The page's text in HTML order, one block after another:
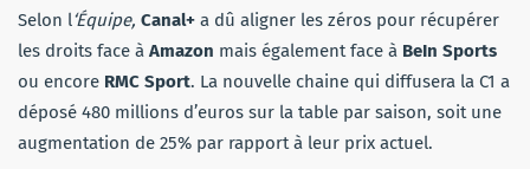
Selon l‘Équipe, Canal+ a dû aligner les zéros pour récupérer
les droits face à Amazon mais également face à BeIn Sports
ou encore RMC Sport. La nouvelle chaine qui diffusera la C1 a
déposé 480 millions d’euros sur la table par saison, soit une
augmentation de 25% par rapport à leur prix actuel.